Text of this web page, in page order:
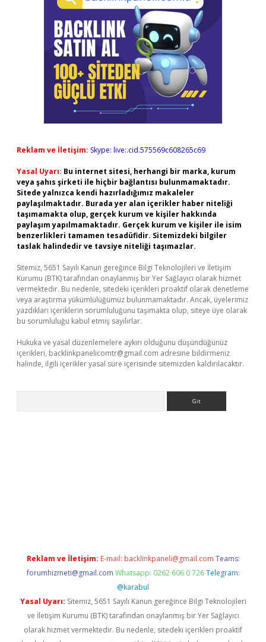
Reklam ve İletişim: Skype: live:.cid.575569c608265c69
Yasal Uyarı: Bu internet sitesi, herhangi bir marka, kurum
veya şahıs şirketi ile hiçbir bağlantısı bulunmamaktadır.
Sitede yalnızca kendi hazırladığımız makaleler
paylaşılmaktadır. Burada yer alan içerikler haber niteliği
taşımamakta olup, gerçek kurum ve kişiler hakkında
paylaşım yapılmamaktadır. Gerçek kurum ve kişiler ile isim
benzerlikleri tamamen tesadüfidir. Sitemizdeki bilgiler
taslak halindedir ve tavsiye niteliği taşımazlar.
Sitemiz, 5651 Sayılı Kanun gereğince Bilgi Teknolojileri ve İletişim
Kurumu (BTK) tarafından onaylanmış bir Yer Sağlayıcı olarak hizmet
vermektedir. Bu nedenle, sitedeki içerikleri proaktif olarak denetleme
veya araştırma yükümlülüğümüz bulunmamaktadır. Ancak, üyelerimiz
yazdıkları içeriklerin sorumluluğunu taşımakta olup, siteye üye olarak
bu sorumluluğu kabul etmiş sayılırlar.
Hukuka ve yasal düzenlemelere aykırı olduğunu düşündüğünüz
içerikleri, backlinkpanelicomtr@gmail.com adresine bildirmeniz
halinde, ilgili içerikler yasal süre içerisinde sitemizden kaldırılacaktır.
Reklam ve İletişim: E-mail: backlinkpaneli@gmail.com Teams:
forumhizmeti@gmail.com Whatsapp: 0262 606 0 726 Telegram:
@karabul
Yasal Uyarı: Sitemiz, 5651 Sayılı Kanun gereğince Bilgi Teknolojileri
ve İletişim Kurumu (BTK) tarafından onaylanmış bir Yer Sağlayıcı
olarak hizmet vermektedir. Bu nedenle, sitedeki içerikleri proaktif